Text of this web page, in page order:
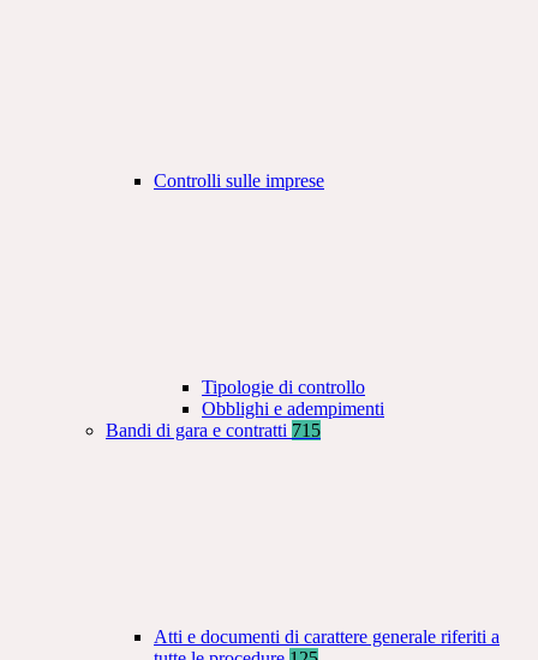
Controlli sulle imprese
Tipologie di controllo
Obblighi e adempimenti
Bandi di gara e contratti 715
Atti e documenti di carattere generale riferiti a